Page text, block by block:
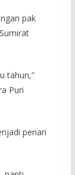
pak
tahun,”
Puri
penari